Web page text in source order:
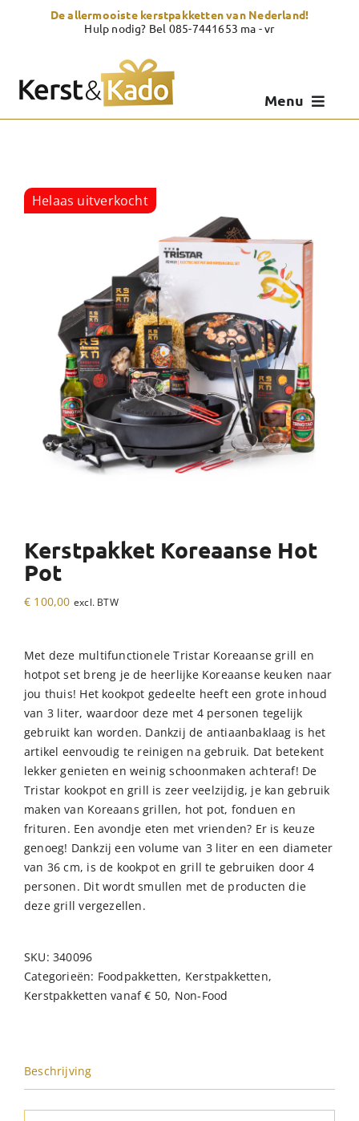
De allermooiste kerstpakketten van Nederland!
Hulp nodig? Bel 085-7441653 ma - vr
Menu
Over Kerst & Kado
Helaas uitverkocht
Kerstpakket Koreaanse Hot
Pot
€ 100,00 excl. BTW
Met deze multifunctionele Tristar Koreaanse grill en
hotpot set breng je de heerlijke Koreaanse keuken naar
jou thuis! Het kookpot gedeelte heeft een grote inhoud
van 3 liter, waardoor deze met 4 personen tegelijk
gebruikt kan worden. Dankzij de antiaanbaklaag is het
artikel eenvoudig te reinigen na gebruik. Dat betekent
lekker genieten en weinig schoonmaken achteraf! De
Tristar kookpot en grill is zeer veelzijdig, je kan gebruik
maken van Koreaans grillen, hot pot, fonduen en
frituren. Een avondje eten met vrienden? Er is keuze
genoeg! Dankzij een volume van 3 liter en een diameter
van 36 cm, is de kookpot en grill te gebruiken door 4
personen. Dit wordt smullen met de producten die
deze grill vergezellen.
SKU:340096
Categorieën: Foodpakketten, Kerstpakketten,
Kerstpakketten vanaf € 50, Non-Food
Beschrijving